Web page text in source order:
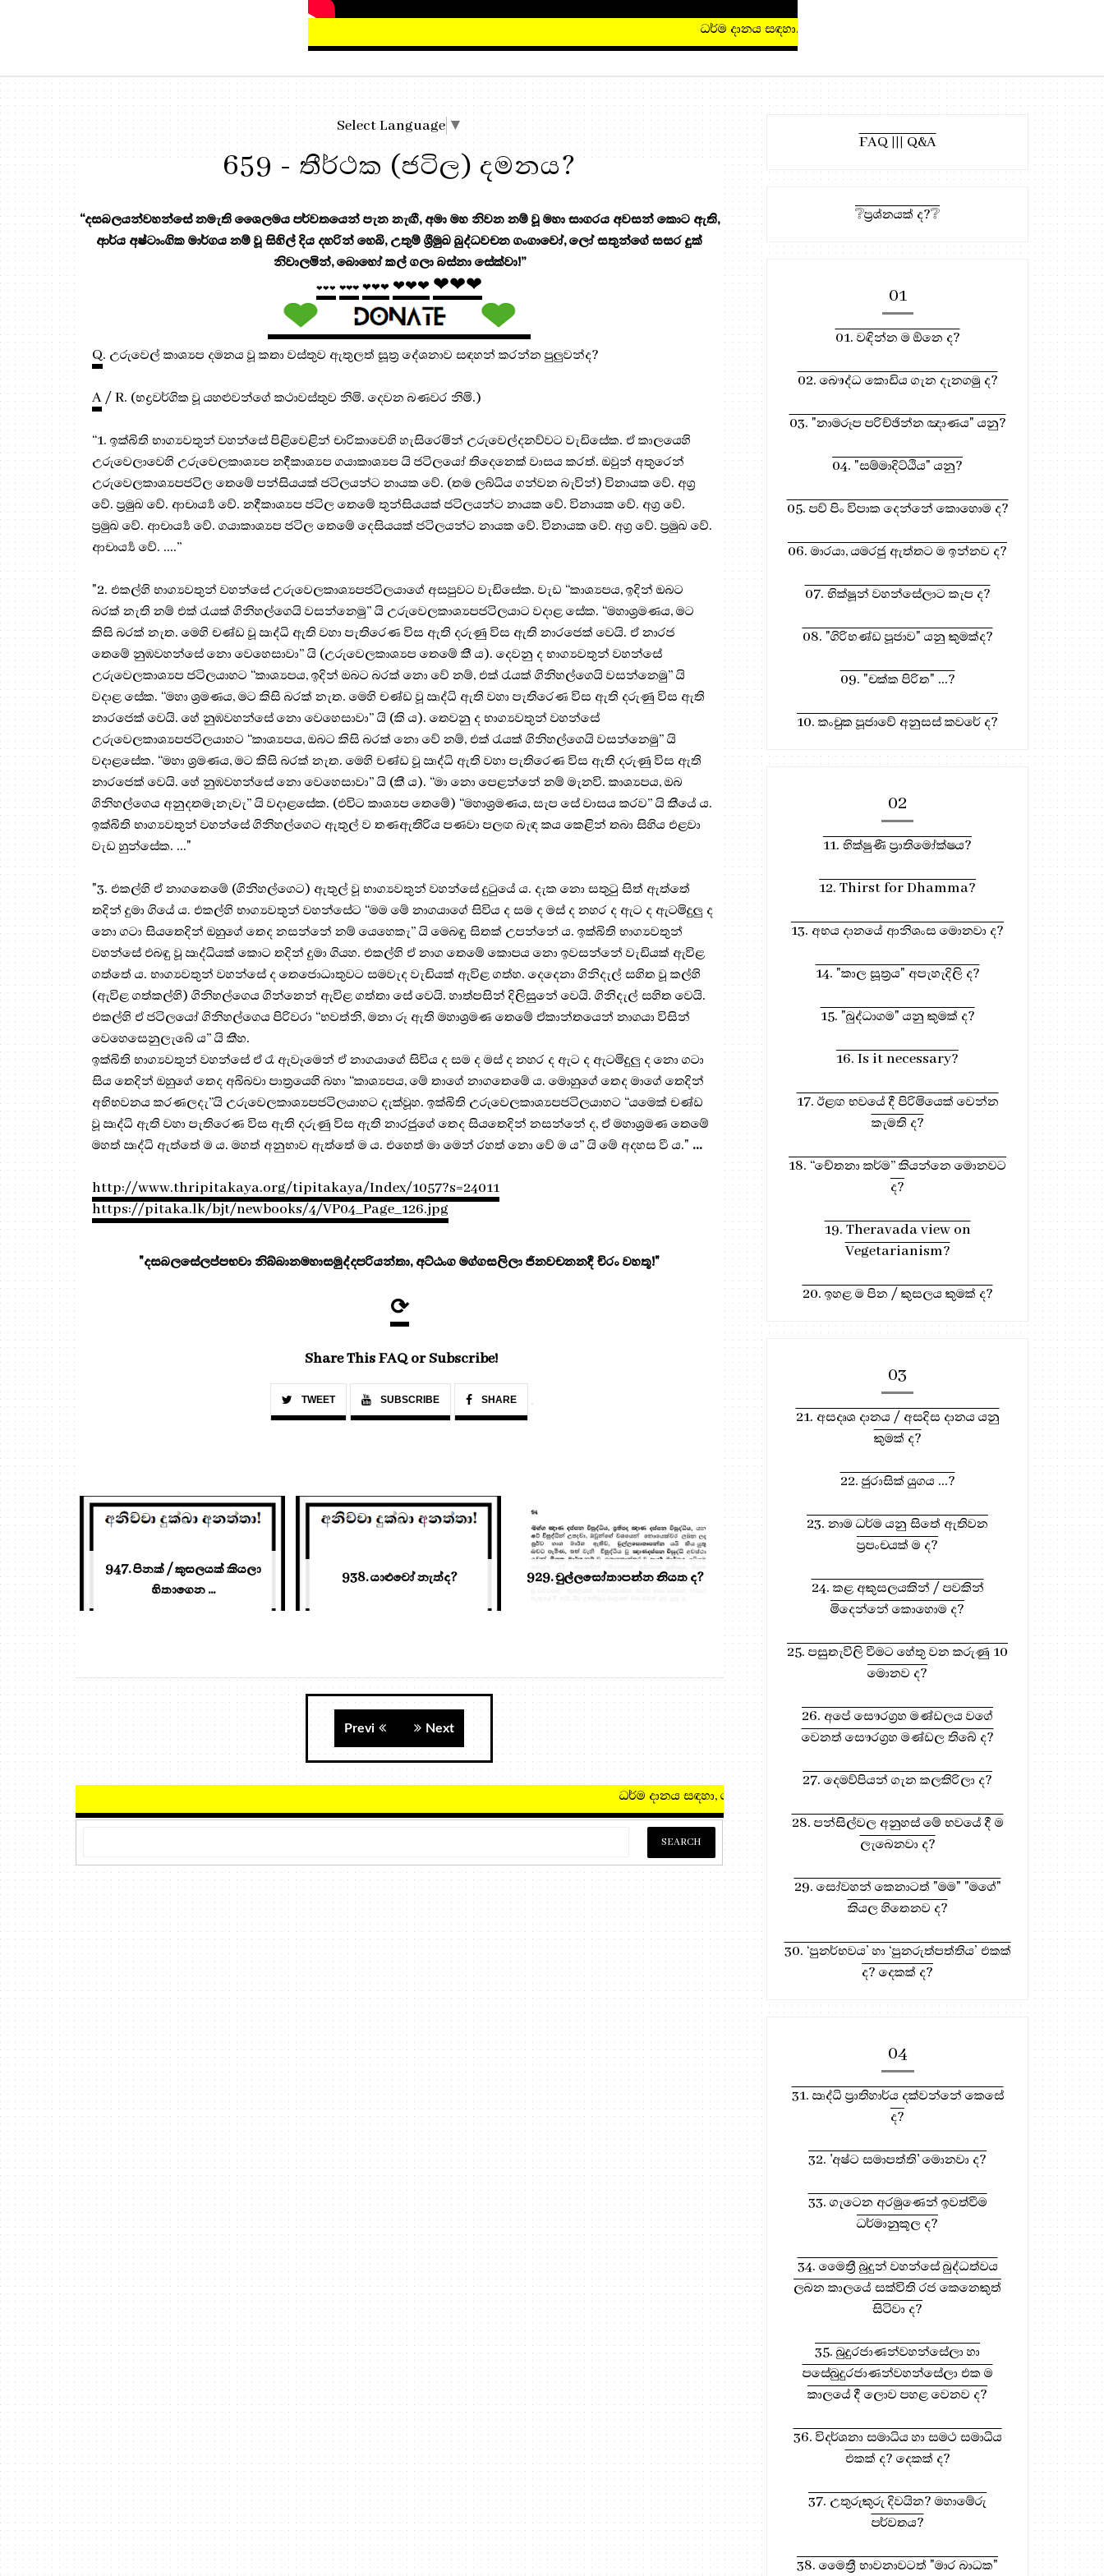
ධර්ම දානය සඳහා, මෙතැන ඔබන්න!
Select Language ▼
659 - තීර්ථක (ජටිල) දමනය?
“දසබලයන්වහන්සේ නමැති ශෛලමය පර්වතයෙන් පැන නැඟී, අමා මහ නිවන නම් වූ මහා සාගරය අවසන් කොට ඇති,
ආර්ය අෂ්ටාංගික මාර්ගය නම් වූ සිහිල් දිය දහරින් හෙබි, උතුම් ශ්‍රීමුඛ බුද්ධවචන ගංගාවෝ, ලෝ සතුන්ගේ සසර දුක්
නිවාලමින්, බොහෝ කල් ගලා බස්නා සේක්වා!”
❤❤❤ ❤❤❤ ❤❤❤ ❤❤❤ ❤❤❤
Q. උරුවෙල් කාශ්‍යප දමනය වූ කතා වස්තුව ඇතුලත් සූත්‍ර දේශනාව සඳහන් කරන්න පුලුවන්ද?
A / R. (භද්‍රවර්ගික වූ යහළුවන්ගේ කථාවස්තුව නිමි. දෙවන බණවර නිමි.)
“1. ඉක්බිති භාග්‍යවතුන් වහන්සේ පිළිවෙළින් චාරිකාවෙහි හැසිරෙමින් උරුවෙල්දනව්වට වැඩිසේක. ඒ කාලයෙහි
උරුවෙලාවෙහි උරුවෙලකාශ්‍යප නදීකාශ්‍යප ගයාකාශ්‍යප යි ජටිලයෝ තිදෙනෙක් වාසය කරත්. ඔවුන් අතුරෙන්
උරුවෙලකාශ්‍යපජටිල තෙමේ පන්සියයක් ජටිලයන්ට නායක වේ. (තම ලබ්ධිය ගන්වන බැවින්) විනායක වේ. අග්‍ර
වේ. ප්‍රමුඛ වේ. ආචාර්‍ය්‍ය වේ. නදීකාශ්‍යප ජටිල තෙමේ තුන්සියයක් ජටිලයන්ට නායක වේ. විනායක වේ. අග්‍ර වේ.
ප්‍රමුඛ වේ. ආචාර්‍ය්‍ය වේ. ගයාකාශ්‍යප ජටිල තෙමේ දෙසියයක් ජටිලයන්ට නායක වේ. විනායක වේ. අග්‍ර වේ. ප්‍රමුඛ වේ.
ආචාර්‍ය්‍ය වේ. ….”
"2. එකල්හි භාග්‍යවතුන් වහන්සේ උරුවෙලකාශ්‍යපජටිලයාගේ අසපුවට වැඩිසේක. වැඩ “කාශ්‍යපය, ඉදින් ඔබට
බරක් නැති නම් එක් රැයක් ගිනිහල්ගෙයි වසන්නෙමු” යි උරුවෙලකාශ්‍යපජටිලයාට වදාළ සේක. “මහාශ්‍රමණය, මට
කිසි බරක් නැත. මෙහි චණ්ඩ වූ ඍද්ධි ඇති වහා පැතිරෙණ විස ඇති දරුණු විස ඇති නාරජෙක් වෙයි. ඒ නාරජ
තෙමේ නුඹවහන්සේ නො වෙහෙසාවා” යි (උරුවෙලකාශ්‍යප තෙමේ කී ය). දෙවනු ද භාග්‍යවතුන් වහන්සේ
උරුවෙලකාශ්‍යප ජටිලයාහට “කාශ්‍යපය, ඉදින් ඔබට බරක් නො වේ නම්, එක් රැයක් ගිනිහල්ගෙයි වසන්නෙමු” යි
වදාළ සේක. “මහා ශ්‍රමණය, මට කිසි බරක් නැත. මෙහි චණ්ඩ වූ ඍද්ධි ඇති වහා පැතිරෙණ විස ඇති දරුණු විස ඇති
නාරජෙක් වෙයි. හේ නුඹවහන්සේ නො වෙහෙසාවා” යි (කි ය). තෙවනු ද භාග්‍යවතුන් වහන්සේ
උරුවෙලකාශ්‍යපජටිලයාහට “කාශ්‍යපය, ඔබට කිසි බරක් නො වේ නම්, එක් රැයක් ගිනිහල්ගෙයි වසන්නෙමු” යි
වදාළසේක. “මහා ශ්‍රමණය, මට කිසි බරක් නැත. මෙහි චණ්ඩ වූ ඍද්ධි ඇති වහා පැතිරෙණ විස ඇති දරුණු විස ඇති
නාරජෙක් වෙයි. හේ නුඹවහන්සේ නො වෙහෙසාවා” යි (කී ය). “මා නො පෙළන්නේ නම් මැනවි. කාශ්‍යපය, ඔබ
ගිනිහල්ගෙය අනුදතමැනැවැ” යි වදාළසේක. (එවිට කාශ්‍යප තෙමේ) “මහාශ්‍රමණය, සැප සේ වාසය කරව” යි කීයේ ය.
ඉක්බිති භාග්‍යවතුන් වහන්සේ ගිනිහල්ගෙට ඇතුල් ව තණඇතිරිය පණවා පලඟ බැඳ කය කෙළින් තබා සිහිය එළවා
වැඩ හුන්සේක. ..."
"3. එකල්හි ඒ නාගතෙමේ (ගිනිහල්ගෙට) ඇතුල් වූ භාග්‍යවතුන් වහන්සේ දුටුයේ ය. දැක නො සතුටු සිත් ඇත්තේ
තදින් දුමා ගියේ ය. එකල්හි භාග්‍යවතුන් වහන්සේට “මම මේ නාගයාගේ සිවිය ද සම ද මස් ද නහර ද ඇට ද ඇටමිදුලු ද
නො ගටා සියතෙදින් ඔහුගේ තෙද නසන්නේ නම් යෙහෙකැ” යි මෙබඳු සිතක් උපන්නේ ය. ඉක්බිති භාග්‍යවතුන්
වහන්සේ එබඳු වූ ඍද්ධියක් කොට තදින් දුමා ගියහ. එකල්හි ඒ නාග තෙමේ කොපය නො ඉවසන්නේ වැඩියක් ඇවිළ
ගත්තේ ය. භාග්‍යවතුන් වහන්සේ ද තෙජොධාතුවට සමවැද වැඩියක් ඇවිළ ගත්හ. දෙදෙනා ගිනිදැල් සහිත වූ කල්හි
(ඇවිළ ගත්කල්හි) ගිනිහල්ගෙය ගින්නෙන් ඇවිළ ගත්තා සේ වෙයි. හාත්පසින් දිලිසුනේ වෙයි. ගිනිදැල් සහිත වෙයි.
එකල්හි ඒ ජටිලයෝ ගිනිහල්ගෙය පිරිවරා “භවත්නි, මනා රූ ඇති මහාශ්‍රමණ තෙමේ ඒකාන්තයෙන් නාගයා විසින්
වෙහෙසෙනුලැබේ ය” යි කීහ.
ඉක්බිති භාග්‍යවතුන් වහන්සේ ඒ රෑ ඇවෑමෙන් ඒ නාගයාගේ සිවිය ද සම ද මස් ද නහර ද ඇට ද ඇටමිදුලු ද නො ගටා
සිය තෙදින් ඔහුගේ තෙද අබිබවා පාත්‍රයෙහි බහා “කාශ්‍යපය, මේ තාගේ නාගතෙමේ ය. මොහුගේ තෙද මාගේ තෙදින්
අභිභවනය කරණලදැ”යි උරුවෙලකාශ්‍යපජටිලයාහට දැක්වූහ. ඉක්බිති උරුවෙලකාශ්‍යපජටිලයාහට “යමෙක් චණ්ඩ
වූ ඍද්ධි ඇති වහා පැතිරෙණ විස ඇති දරුණු විස ඇති නාරජුගේ තෙද සියතෙදින් නසන්නේ ද, ඒ මහාශ්‍රමණ තෙමේ
මහත් ඍද්ධි ඇත්තේ ම ය. මහත් අනුභාව ඇත්තේ ම ය. එහෙත් මා මෙන් රහත් නො වේ ම ය” යි මේ අදහස වී ය." ...
http://www.thripitakaya.org/tipitakaya/Index/1057?s=24011
https://pitaka.lk/bjt/newbooks/4/VP04_Page_126.jpg
"දසබලසේලප්පභවා නිබ්බානමහාසමුද්දපරියන්තා, අට්ඨංග මග්ගසලිලා ජිනවචනනදී චිරං වහතූ!"
⟳
Share This FAQ or Subscribe!
TWEET SUBSCRIBE SHARE
947. පිනක් / කුසලයක් කියලා
හිතාගෙන ...
938. යාළුවෝ නැත්ද? 929. චුල්ලසෝතාපන්න නියත ද?
කාන්තාවෝ කොයි ...
983. “කර්ම” සහ “කර්ම
සමානයි ද?
Next
Previ
ධර්ම දානය සඳහා, මෙතැන ඔබන්න!
FAQ ||| Q&A
❔ප්‍රශ්නයක් ද?❔
01
01. වඳින්න ම ඕනෙ ද?
02. බෞද්ධ කොඩිය ගැන දැනගමු ද?
03. "නාමරූප පරිච්ඡින්න ඤාණය" යනු?
04. "සම්මාදිට්ඨිය" යනු?
05. පව් පිං විපාක දෙන්නේ කොහොම ද?
06. මාරයා, යමරජු ඇත්තට ම ඉන්නව ද?
07. භික්ෂූන් වහන්සේලාට කැප ද?
08. "ගිරිභණ්ඩ පූජාව" යනු කුමක්ද?
09. "චක්ක පිරිත" ...?
10. කංචුක පූජාවේ අනුසස් කවරේ ද?
02
11. භික්ෂුණී ප්‍රාතිමෝක්ෂය?
12. Thirst for Dhamma?
13. අභය දානයේ ආනිශංස මොනවා ද?
14. "කාල සූත්‍රය" අපැහැදිලි ද?
15. "බුද්ධාගම" යනු කුමක් ද?
16. Is it necessary?
17. ඊළඟ භවයේ දී පිරිමියෙක් වෙන්න
කැමති ද?
18. “චේතනා කර්ම” කියන්නෙ මොනවට
ද?
19. Theravada view on
Vegetarianism?
20. ඉහළ ම පින / කුසලය කුමක් ද?
03
21. අසදෘශ දානය / අසදිස දානය යනු
කුමක් ද?
22. ජුරාසික් යුගය ...?
23. නාම ධර්ම යනු සිතේ ඇතිවන
ප්‍රපංචයක් ම ද?
24. කළ අකුසලයකින් / පවකින්
මිදෙන්නේ කොහොම ද?
25. පසුතැවිලි වීමට හේතු වන කරුණු 10
මොනව ද?
26. අපේ සෞරග්‍රහ මණ්ඩලය වගේ
වෙනත් සෞරග්‍රහ මණ්ඩල තිබේ ද?
27. දෙමව්පියන් ගැන කලකිරිලා ද?
28. පන්සිල්වල අනුහස් මේ භවයේ දී ම
ලැබෙනවා ද?
29. සෝවහන් කෙනාටත් "මම" "මගේ"
කියල හිතෙනව ද?
30. ‘පුනර්භවය’ හා ‘පුනරුත්පත්තිය’ එකක්
ද? දෙකක් ද?
04
31. ඍද්ධි ප්‍රාතිහාර්ය දක්වන්නේ කෙසේ
ද?
32. 'අෂ්ට සමාපත්ති' මොනවා ද?
33. ගැටෙන අරමුණෙන් ඉවත්වීම
ධර්මානුකූල ද?
34. මෛත්‍රී බුදුන් වහන්සේ බුද්ධත්වය
ලබන කාලයේ සක්විති රජ කෙනෙකුත්
සිටිවා ද?
35. බුදුරජාණන්වහන්සේලා හා
පසේබුදුරජාණන්වහන්සේලා එක ම
කාලයේ දී ලොව පහළ වෙනව ද?
36. විදර්ශනා සමාධිය හා සමථ සමාධිය
එකක් ද? දෙකක් ද?
37. උතුරුකුරු දිවයින? මහාමේරු
පර්වතය?
38. මෛත්‍රී භාවනාවටත් "මාර බාධක"